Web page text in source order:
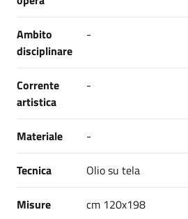
Ambito
disciplinare
-
Corrente
artistica
-
Materiale -
Tecnica Olio su tela
Misure cm 120x198